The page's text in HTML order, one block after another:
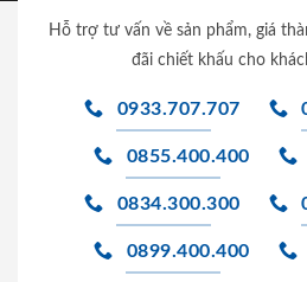
Hỗ trợ tư vấn về sản phẩm, giá
đãi chiết khấu cho
0933.707.707
0855.400.400
0834.300.300
0899.400.400